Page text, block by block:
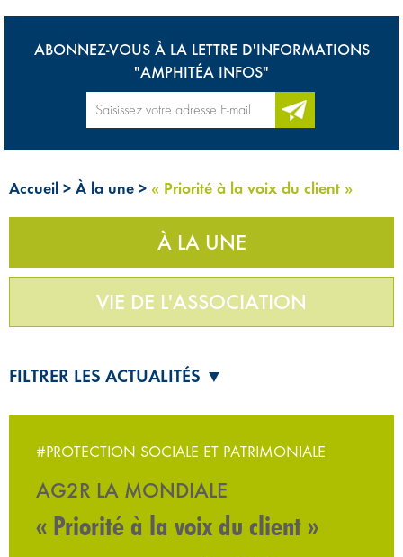
ABONNEZ-VOUS À LA LETTRE D'INFORMATIONS
"AMPHITÉA INFOS"
Accueil > À la une > « Priorité à la voix du client »
À LA UNE
VIE DE L'ASSOCIATION
FILTRER LES ACTUALITÉS ▼
#PROTECTION SOCIALE ET PATRIMONIALE
AG2R LA MONDIALE
« Priorité à la voix du client »